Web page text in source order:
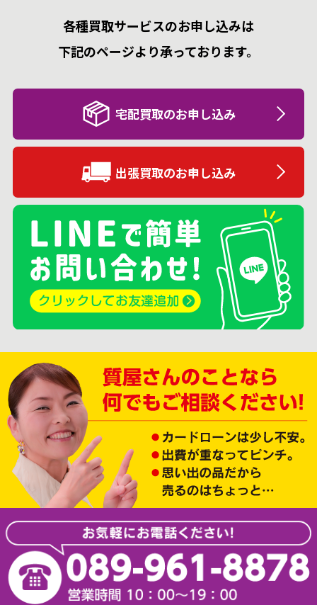
各種買取サービスのお申し込みは
下記のページより承っております。
宅配買取のお申し込み
出張買取のお申し込み